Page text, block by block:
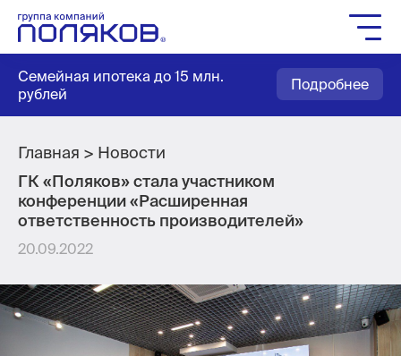
Семейная ипотека до 15 млн.
рублей
Подробнее
Группа компаний
Жилое строительство
Социальное строительство
Мастер-планирование
Квартиры
Выбор паркинга
Выбор кладовых
Служба заботы
Агентам
Главная
Новости
ГК «Поляков» стала участником
конференции «Расширенная
ответственность производителей»
20.09.2022